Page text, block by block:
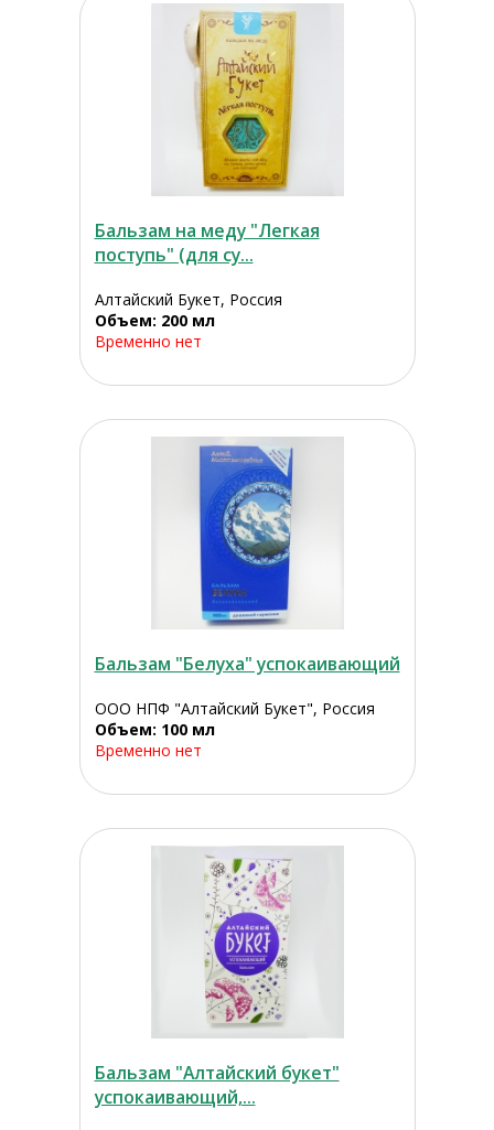
Бальзам на меду "Легкая
поступь" (для су...
Алтайский Букет, Россия
Объем: 200 мл
Временно нет
Бальзам "Белуха" успокаивающий
ООО НПФ "Алтайский Букет", Россия
Объем: 100 мл
Временно нет
Бальзам "Алтайский букет"
успокаивающий,...